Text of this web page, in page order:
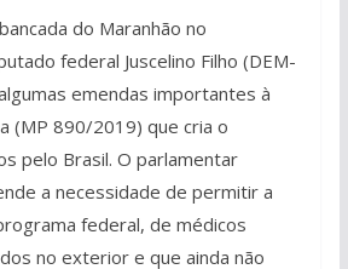
do Maranhão no
federal Juscelino Filho (DEM-
emendas importantes à
(MP 890/2019) que cria o
pelo Brasil. O parlamentar
a necessidade de permitir a
federal, de médicos
no exterior e que ainda não